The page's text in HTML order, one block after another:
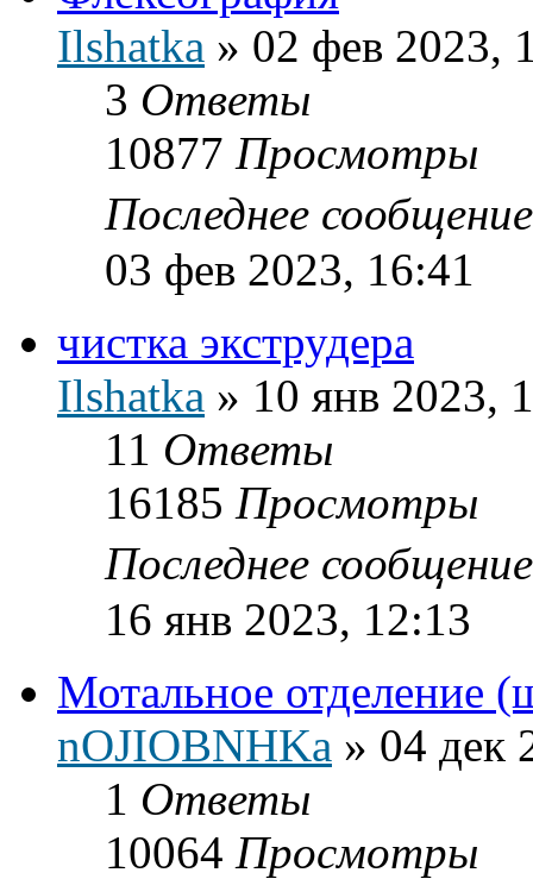
Ilshatka » 02 фев 2023,
3 Ответы
10877 Просмотры
Последнее
03 фев 2023, 16:41
чистка экструдера
Ilshatka » 10 янв 2023,
11 Ответы
16185 Просмотры
Последнее
16 янв 2023, 12:13
Мотальное отделение
nOJIOBNHKa » 04 дек
1 Ответы
10064 Просмотры